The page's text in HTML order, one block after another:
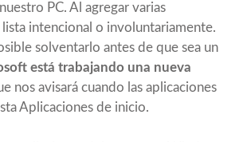
PC. Al agregar varias
lista intencional o involuntariamente.
solventarlo antes de que sea un
está trabajando una nueva
nos avisará cuando las aplicaciones
Aplicaciones de inicio.